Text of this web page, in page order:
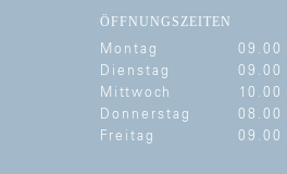
ÖFFNUNGSZEITEN
Montag 09.00
Dienstag
09.00
Mittwoch
10.00
Donnerstag
08.00
Freitag
09.00